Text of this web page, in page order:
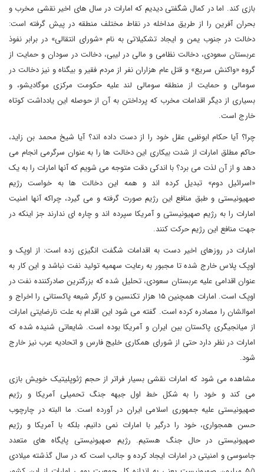
بازی کند. اما در کمال شگفتی دیدیم که امارات در سال های اخیر نقشی مخرب و
بحران آفرین را از طریق مداخله در نقاط مختلف منطقه در پیش گرفته است:
دخالت در جنوب یمن و ایجاد تشکیلاتی به نام «شورای انتقالی» در برابر نفوذ
عربستان سعودی، دخالت نظامی و مالی در لیبی، دخالت در سودان و حمایت از
گروه «واکنش سریع» و قتل عام هزاران نفر از مردم فقیر و بیگناه و نیز دخالت در
سومالی و حمایت از منطقه سومالی لند علیه حکومت مرکزی موگادیشو، و
بسیاری از دیگر اقدامات مخرب که پرداختن به آن از حوصله این یادداشت کوتاه
خارج است.
چرا؟ آیا حکام ابوظبی عقل خود را از دست داده اند؟ آیا شیخ محمد بن زاید،
حاکم مطلق امارات از شدت بیکاری این دخالت ها را به عنوان سرگرمی انجام می
دهد و از آن لذت می برد؟ با اندکی دقت متوجه می شویم که آنها امارات را به یک
«اسرائیل دوم» تبدیل کرده اند و همه این دخالت ها به خواست رژیم
صهیونیستی و طبق منافع این رژیم صورت گرفته و می گیرد، چراکه آنها امنیت
امارات را به رژیم صهیونیستی و آمریکا سپرده اند و چاره ای ندارند جز اینکه در
جهت منافع این رژیم حرکت کنند.
امارات در روزهای اخیر دست به اقدامات شگفت انگیزی زده است: از اوپک و
اوپک پلاس خارج شده تا مجبور به رعایت سهمیه تولید نفت نباشد و این کار به
عنوان اقدامی علیه عربستان سعودی، تحلیل شده که بزرگترین صادرکننده نفت در
اوپک است. امارات همچنین ۱۵ هزار تکنسین و کارگر شیعه پاکستانی را اخراج و
اموالشان را مصادره کرده است. گفته می شود این اقدام به علت نارضایتی امارات
از میانجیگری پاکستان بین ایران و آمریکا بوده است. شایعاتی شنیده شده که
امارات در نظر دارد حتی از شورای همکاری خلیج فارس و اتحادیه عرب نیز خارج
شود.
مشاهده می شود که امارات نقشی بسیار فراتر از حجم ژئوپلیتیک خویش بازی
می کند و خود را به شکل خط اول جبهه جنگ تحمیلی آمریکا و رژیم
صهیونیستی علیه جمهوری اسلامی ایران در آورده است. ما البته در چارچوب
حسن همجواری، خود را درگیر با امارات نمی دانیم، بلکه با آمریکا و رژیم
صهیونیستی در حال جنگ هستیم. رژیم صهیونیستی پایگاه های متعدد
جاسوسی و امنیتی در امارات ایجاد کرده و جالب است که در سال گذشته میلادی